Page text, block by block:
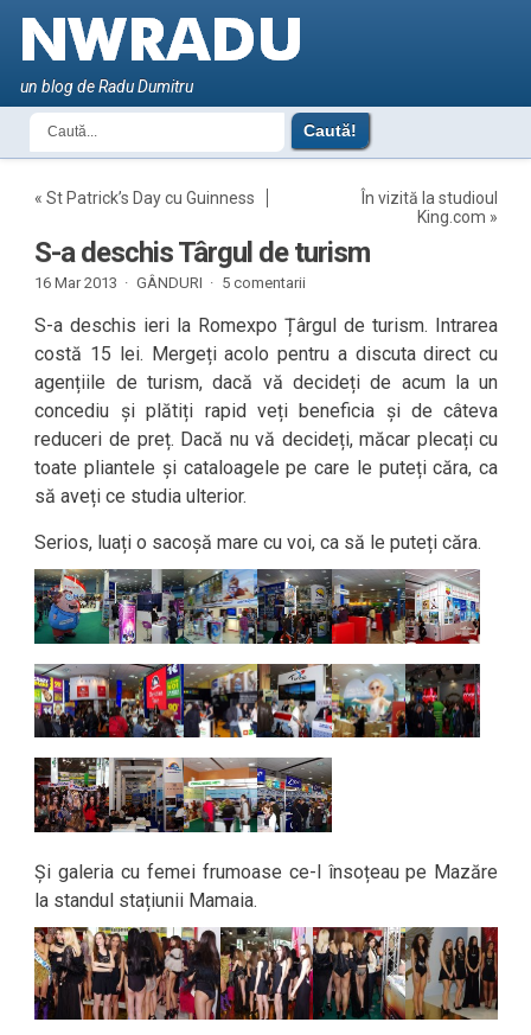
un blog de Radu Dumitru
«St Patrick’s Day cu Guinness
În vizită la studioul
King.com »
S-a deschis Târgul de turism
16 Mar 2013 · GÂNDURI · 5 comentarii
S-a deschis ieri la Romexpo Țârgul de turism. Intrarea
costă 15 lei. Mergeți acolo pentru a discuta direct cu
agențiile de turism, dacă vă decideți de acum la un
concediu și plătiți rapid veți beneficia și de câteva
reduceri de preț. Dacă nu vă decideți, măcar plecați cu
toate pliantele și cataloagele pe care le puteți căra, ca
să aveți ce studia ulterior.
Serios, luați o sacoșă mare cu voi, ca să le puteți căra.
Și galeria cu femei frumoase ce-l însoțeau pe Mazăre
la standul stațiunii Mamaia.